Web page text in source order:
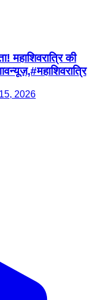
महाशिवरात्रि की
2026